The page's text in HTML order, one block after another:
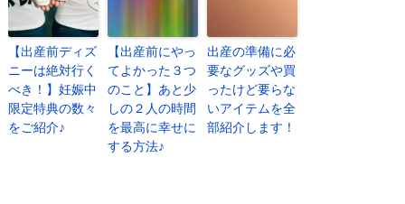
【出産前ディズ
ニーは絶対行く
べき！】妊娠中
限定特典の数々
をご紹介♪
【出産前にやっ
てよかった３つ
のこと】あと少
しの２人の時間
を最高に幸せに
する方法♪
出産の準備に必
要なグッズや買
ったけど要らな
いアイテムを全
部紹介します！